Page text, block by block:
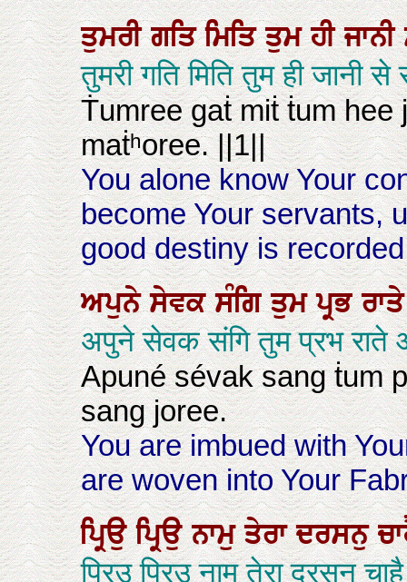
ਤੁਮਰੀਗਤਿਮਿਤਿਤੁਮਹੀਜਾਨੀ
तुमरी गति मिति तुम ही जानी
Ṫumree gaṫ miṫ ṫum hee
maṫʰoree. ||1||
You alone know Your
become Your servants,
good destiny is
ਅਪੁਨੇਸੇਵਕਸੰਗਿਤੁਮਪ੍ਰਭ
अपुने सेवक संगि तुम प्रभ राते
Apuné sévak sang ṫum
sang joree.
You are imbued with
are woven into Your
ਪ੍ਰਿਉਪ੍ਰਿਉਨਾਮੁਤੇਰਾਦਰਸਨੁ
प्रिउ प्रिउ नामु तेरा दरसनु